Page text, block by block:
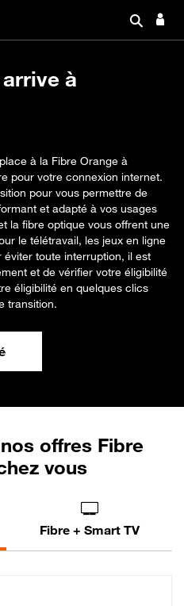
à
à la Fibre Orange à
pour votre connexion internet.
pour vous permettre de
et adapté à vos usages
la fibre optique vous offrent une
le télétravail, les jeux en ligne
toute interruption, il est
et de vérifier votre éligibilité
éligibilité en quelques clics
transition.
offres Fibre
vous
Fibre + Smart TV